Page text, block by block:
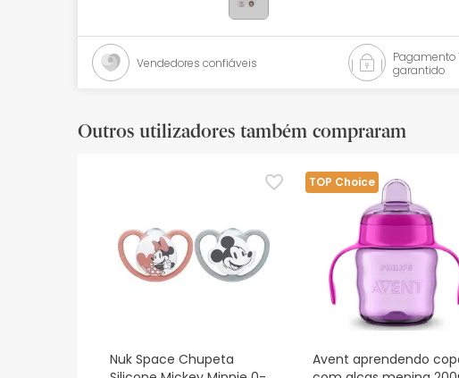
Promoções
Mais vendidos
Vendedores confiáveis Pagamento
garantido
Outros utilizadores também compraram
Nuk Space Chupeta
TOP Choice
Avent aprendendo